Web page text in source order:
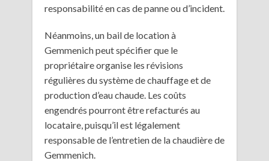
responsabilité en cas de panne ou d’incident.
Néanmoins, un bail de location à
Gemmenich peut spécifier que le
propriétaire organise les révisions
régulières du système de chauffage et de
production d’eau chaude. Les coûts
engendrés pourront être refacturés au
locataire, puisqu’il est légalement
responsable de l’entretien de la chaudière de
Gemmenich.